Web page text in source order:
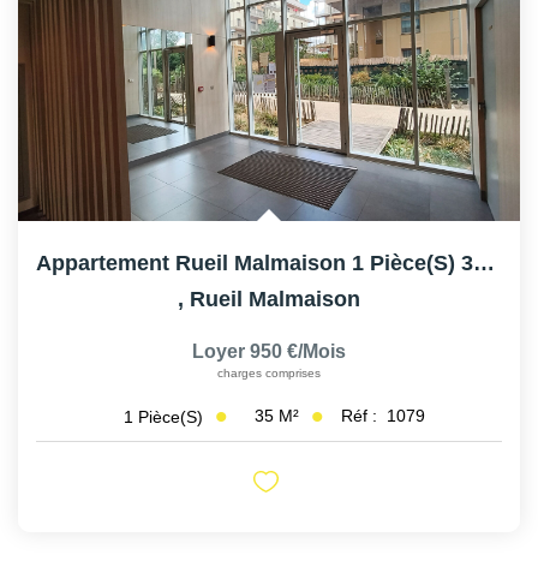
Appartement Rueil Malmaison 1 Pièce(s) 35 M2
, Rueil Malmaison
Loyer 950 €/mois
charges comprises
1 Pièce(s) 35 M² Réf : 1079